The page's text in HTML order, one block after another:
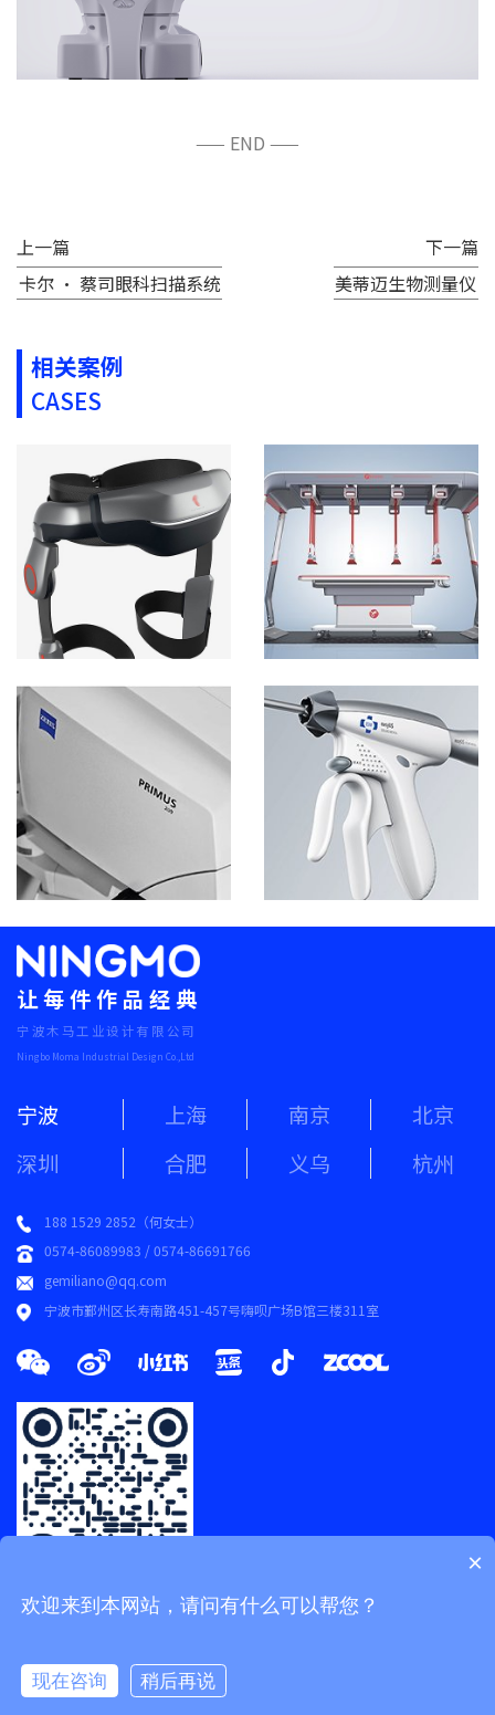
—— END ——
上一篇
卡尔 · 蔡司眼科扫描系统
下一篇
美蒂迈生物测量仪
相关案例
CASES
让每件作品经典
宁波木马工业设计有限公司
Ningbo Moma Industrial Design Co.,Ltd
宁波 上海 南京
北京
深圳
合肥 义乌 杭州
188 1529 2852（何女士）
0574-86089983 / 0574-86691766
gemiliano@qq.com
宁波市鄞州区长寿南路451-457号嗨呗广场B馆三楼311室
Copyright © 2026 浙ICP备20014927号-1Power by Zeotrue
×
欢迎来到本网站，请问有什么可以帮您？
现在咨询 稍后再说